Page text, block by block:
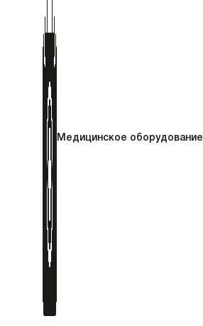
Медицинское оборудование